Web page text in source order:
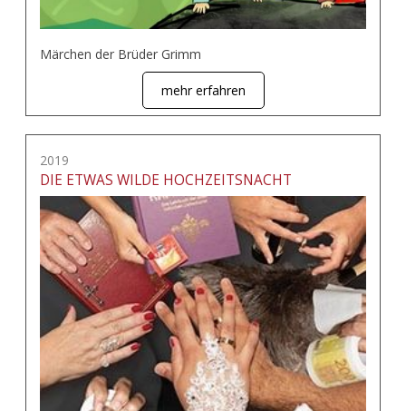
Märchen der Brüder Grimm
mehr erfahren
2019
DIE ETWAS WILDE HOCHZEITSNACHT